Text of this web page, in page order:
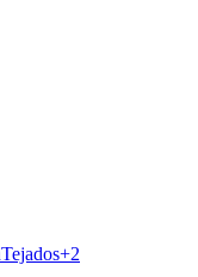
Tejados+2